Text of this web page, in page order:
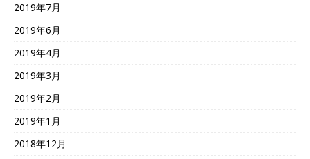
2019年7月
2019年6月
2019年4月
2019年3月
2019年2月
2019年1月
2018年12月